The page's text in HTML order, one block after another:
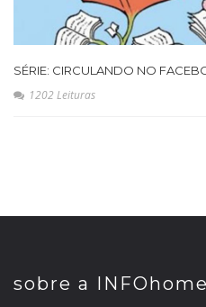
SÉRIE: CIRCULANDO NO
1202 Leituras
sobre a INFOhome